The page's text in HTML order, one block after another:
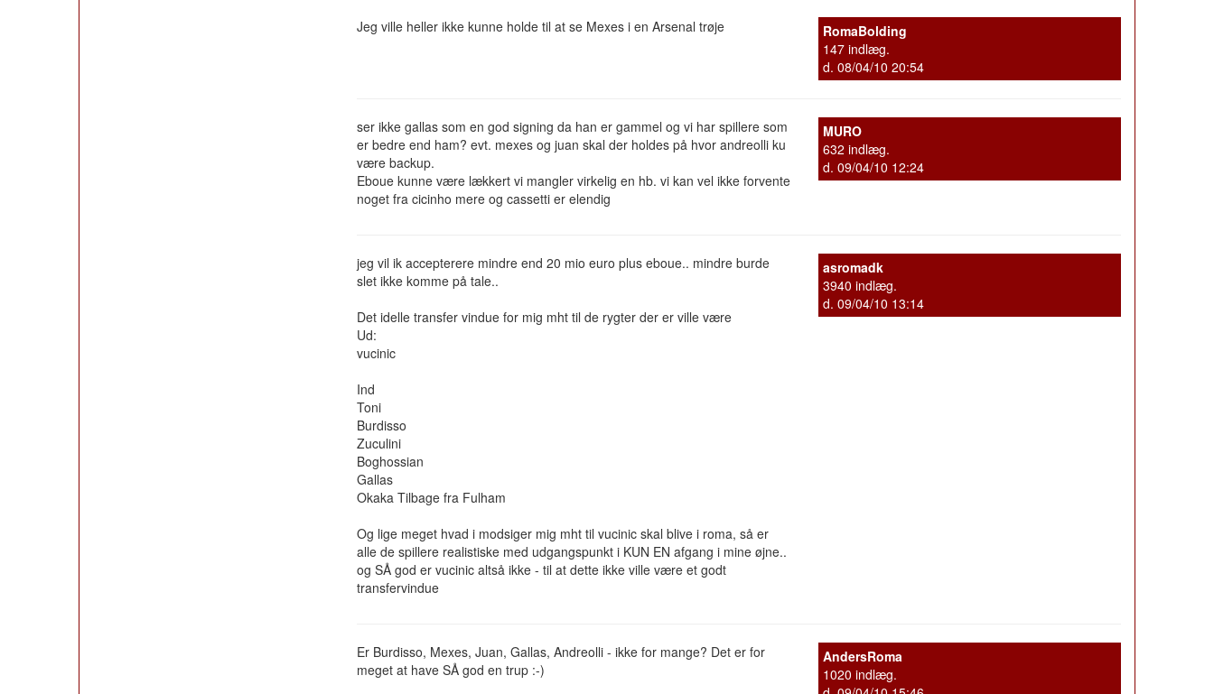
RomaBolding
147 indlæg.
d. 08/04/10 20:54
Jeg ville heller ikke kunne holde til at se Mexes i en Arsenal trøje
MURO
632 indlæg.
d. 09/04/10 12:24
ser ikke gallas som en god signing da han er gammel og vi har spillere som
er bedre end ham? evt. mexes og juan skal der holdes på hvor andreolli ku
være backup.
Eboue kunne være lækkert vi mangler virkelig en hb. vi kan vel ikke forvente
noget fra cicinho mere og cassetti er elendig
asromadk
3940 indlæg.
d. 09/04/10 13:14
jeg vil ik accepterere mindre end 20 mio euro plus eboue.. mindre burde
slet ikke komme på tale..
Det idelle transfer vindue for mig mht til de rygter der er ville være
Ud:
vucinic
Ind
Toni
Burdisso
Zuculini
Boghossian
Gallas
Okaka Tilbage fra Fulham
Og lige meget hvad i modsiger mig mht til vucinic skal blive i roma, så er
alle de spillere realistiske med udgangspunkt i KUN EN afgang i mine øjne..
og SÅ god er vucinic altså ikke - til at dette ikke ville være et godt
transfervindue
AndersRoma
1020 indlæg.
Er Burdisso, Mexes, Juan, Gallas, Andreolli - ikke for mange? Det er for
meget at have SÅ god en trup :-)